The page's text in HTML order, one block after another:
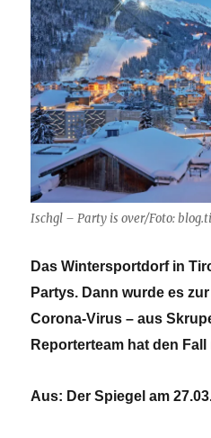
Ischgl – Party is over/Foto:
Das Wintersportdorf in
Partys. Dann wurde es
Corona-Virus – aus
Reporterteam hat den
Aus: Der Spiegel am